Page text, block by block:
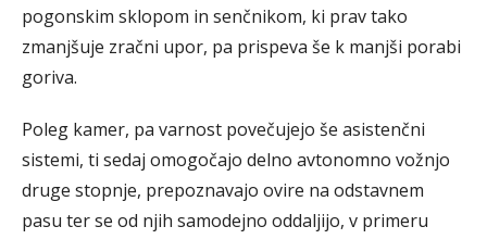
pogonskim sklopom in senčnikom, ki prav tako
zmanjšuje zračni upor, pa prispeva še k manjši porabi
goriva.
Poleg kamer, pa varnost povečujejo še asistenčni
sistemi, ti sedaj omogočajo delno avtonomno vožnjo
druge stopnje, prepoznavajo ovire na odstavnem
pasu ter se od njih samodejno oddaljijo, v primeru